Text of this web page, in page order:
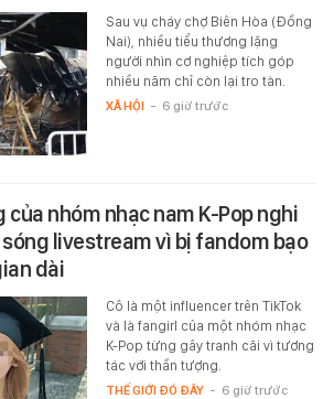
Sau vụ cháy chợ Biên Hòa (Đồng
Nai), nhiều tiểu thương lặng
người nhìn cơ nghiệp tích góp
nhiều năm chỉ còn lại tro tàn.
XÃ HỘI - 6 giờ trước
của nhóm nhạc nam K-Pop nghi
livestream vì bị fandom bạo
dài
Cô là một influencer trên TikTok
và là fangirl của một nhóm nhạc
K-Pop từng gây tranh cãi vì tương
tác với thần tượng.
THẾ GIỚI ĐÓ ĐÂY - 6 giờ trước